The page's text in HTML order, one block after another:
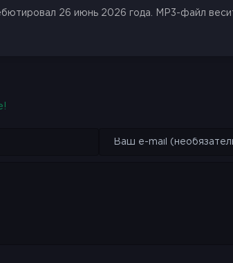
26 июнь 2026 года. MP3-файл